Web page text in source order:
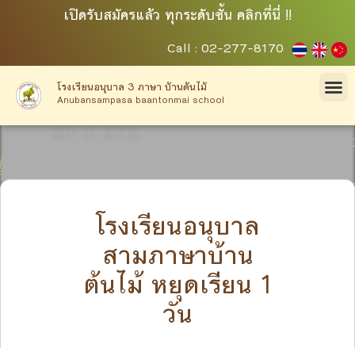
เปิดรับสมัครแล้ว ทุกระดับชั้น คลิกที่นี่ !!
Call : 02-277-8170
โรงเรียนอนุบาล 3 ภาษา บ้านต้นไม้
Anubansampasa baantonmai school
โรงเรียนอนุบาล
สามภาษาบ้าน
ต้นไม้ หยุดเรียน 1
วัน